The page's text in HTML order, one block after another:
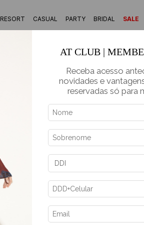
RESORT CASUAL PARTY BRIDAL SALE
AT CLUB |
Receba acesso
novidades e
reservadas só para